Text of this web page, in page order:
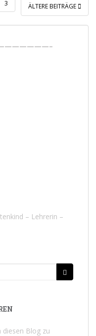
3 ÄLTERE BEITRÄGE
– Lehrerin –
diesen Blog zu